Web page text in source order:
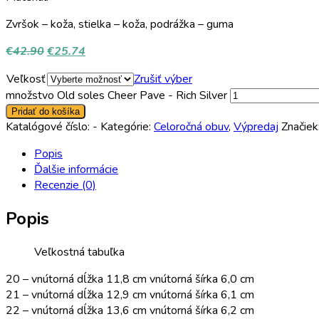
Zvršok – koža, stielka – koža, podrážka – guma
€42.90€25.74
Veľkosť
Zrušiť výber
množstvo Old soles Cheer Pave - Rich Silver
Pridať do košíka
Katalógové číslo: - Kategórie: Celoročná obuv, Výpredaj Značiek:
Popis
Ďalšie informácie
Recenzie (0)
Popis
Veľkostná tabuľka
20 – vnútorná dĺžka 11,8 cm vnútorná šírka 6,0 cm
21 – vnútorná dĺžka 12,9 cm vnútorná šírka 6,1 cm
22 – vnútorná dĺžka 13,6 cm vnútorná šírka 6,2 cm